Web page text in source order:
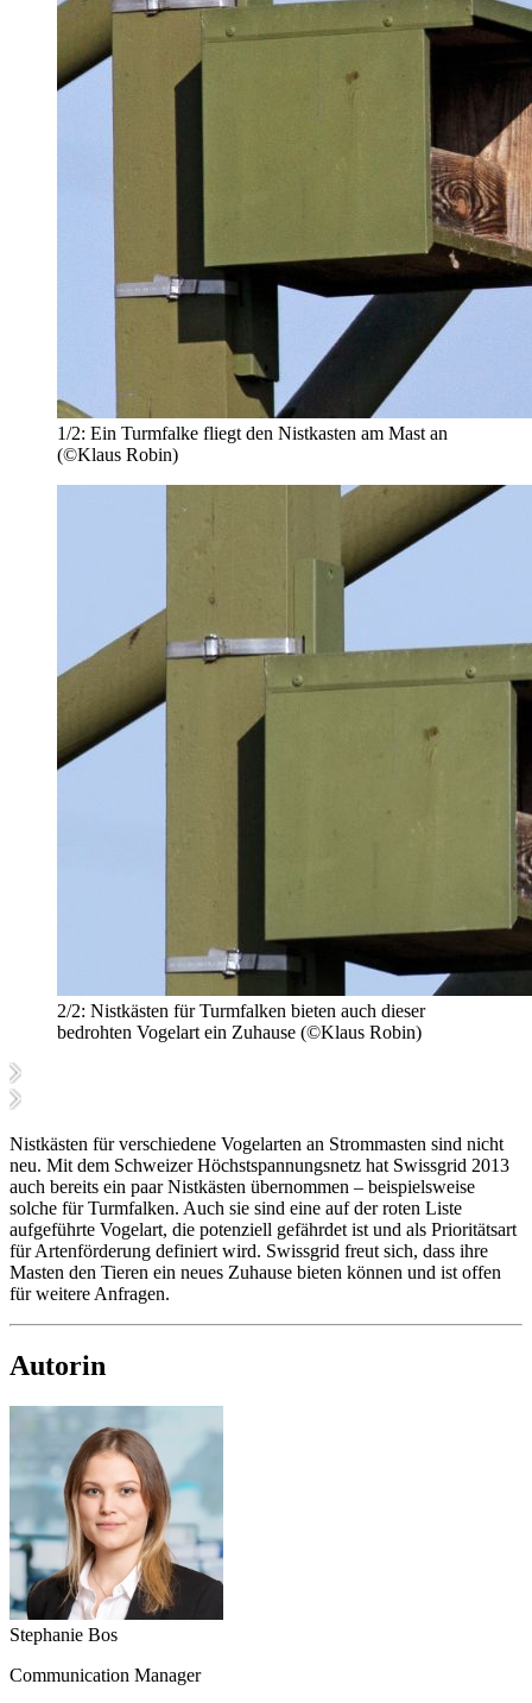
1/2: Ein Turmfalke fliegt den Nistkasten am Mast an
(©Klaus Robin)
2/2: Nistkästen für Turmfalken bieten auch dieser
bedrohten Vogelart ein Zuhause (©Klaus Robin)
Nistkästen für verschiedene Vogelarten an Strommasten sind nicht
neu. Mit dem Schweizer Höchstspannungsnetz hat Swissgrid 2013
auch bereits ein paar Nistkästen übernommen – beispielsweise
solche für Turmfalken. Auch sie sind eine auf der roten Liste
aufgeführte Vogelart, die potenziell gefährdet ist und als Prioritätsart
für Artenförderung definiert wird. Swissgrid freut sich, dass ihre
Masten den Tieren ein neues Zuhause bieten können und ist offen
für weitere Anfragen.
Autorin
Stephanie Bos
Communication Manager